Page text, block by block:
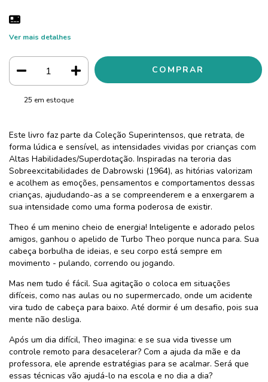
Ver mais detalhes
25 em estoque
Este livro faz parte da Coleção Superintensos, que retrata, de
forma lúdica e sensível, as intensidades vividas por crianças com
Altas Habilidades/Superdotação. Inspiradas na teroria das
Sobreexcitabilidades de Dabrowski (1964), as hitórias valorizam
e acolhem as emoções, pensamentos e comportamentos dessas
crianças, ajududando-as a se compreenderem e a enxergarem a
sua intensidade como uma forma poderosa de existir.
Theo é um menino cheio de energia! Inteligente e adorado pelos
amigos, ganhou o apelido de Turbo Theo porque nunca para. Sua
cabeça borbulha de ideias, e seu corpo está sempre em
movimento - pulando, correndo ou jogando.
Mas nem tudo é fácil. Sua agitação o coloca em situações
difíceis, como nas aulas ou no supermercado, onde um acidente
vira tudo de cabeça para baixo. Até dormir é um desafio, pois sua
mente não desliga.
Após um dia difícil, Theo imagina: e se sua vida tivesse um
controle remoto para desacelerar? Com a ajuda da mãe e da
professora, ele aprende estratégias para se acalmar. Será que
essas técnicas vão ajudá-lo na escola e no dia a dia?